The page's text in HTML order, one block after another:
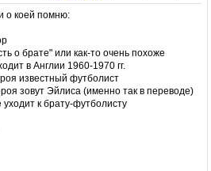
о коей помню:
о брате" или как-то очень похоже
в Англии 1960-1970 гг.
известный футболист
зовут Эйлиса (именно так в переводе)
уходит к брату-футболисту